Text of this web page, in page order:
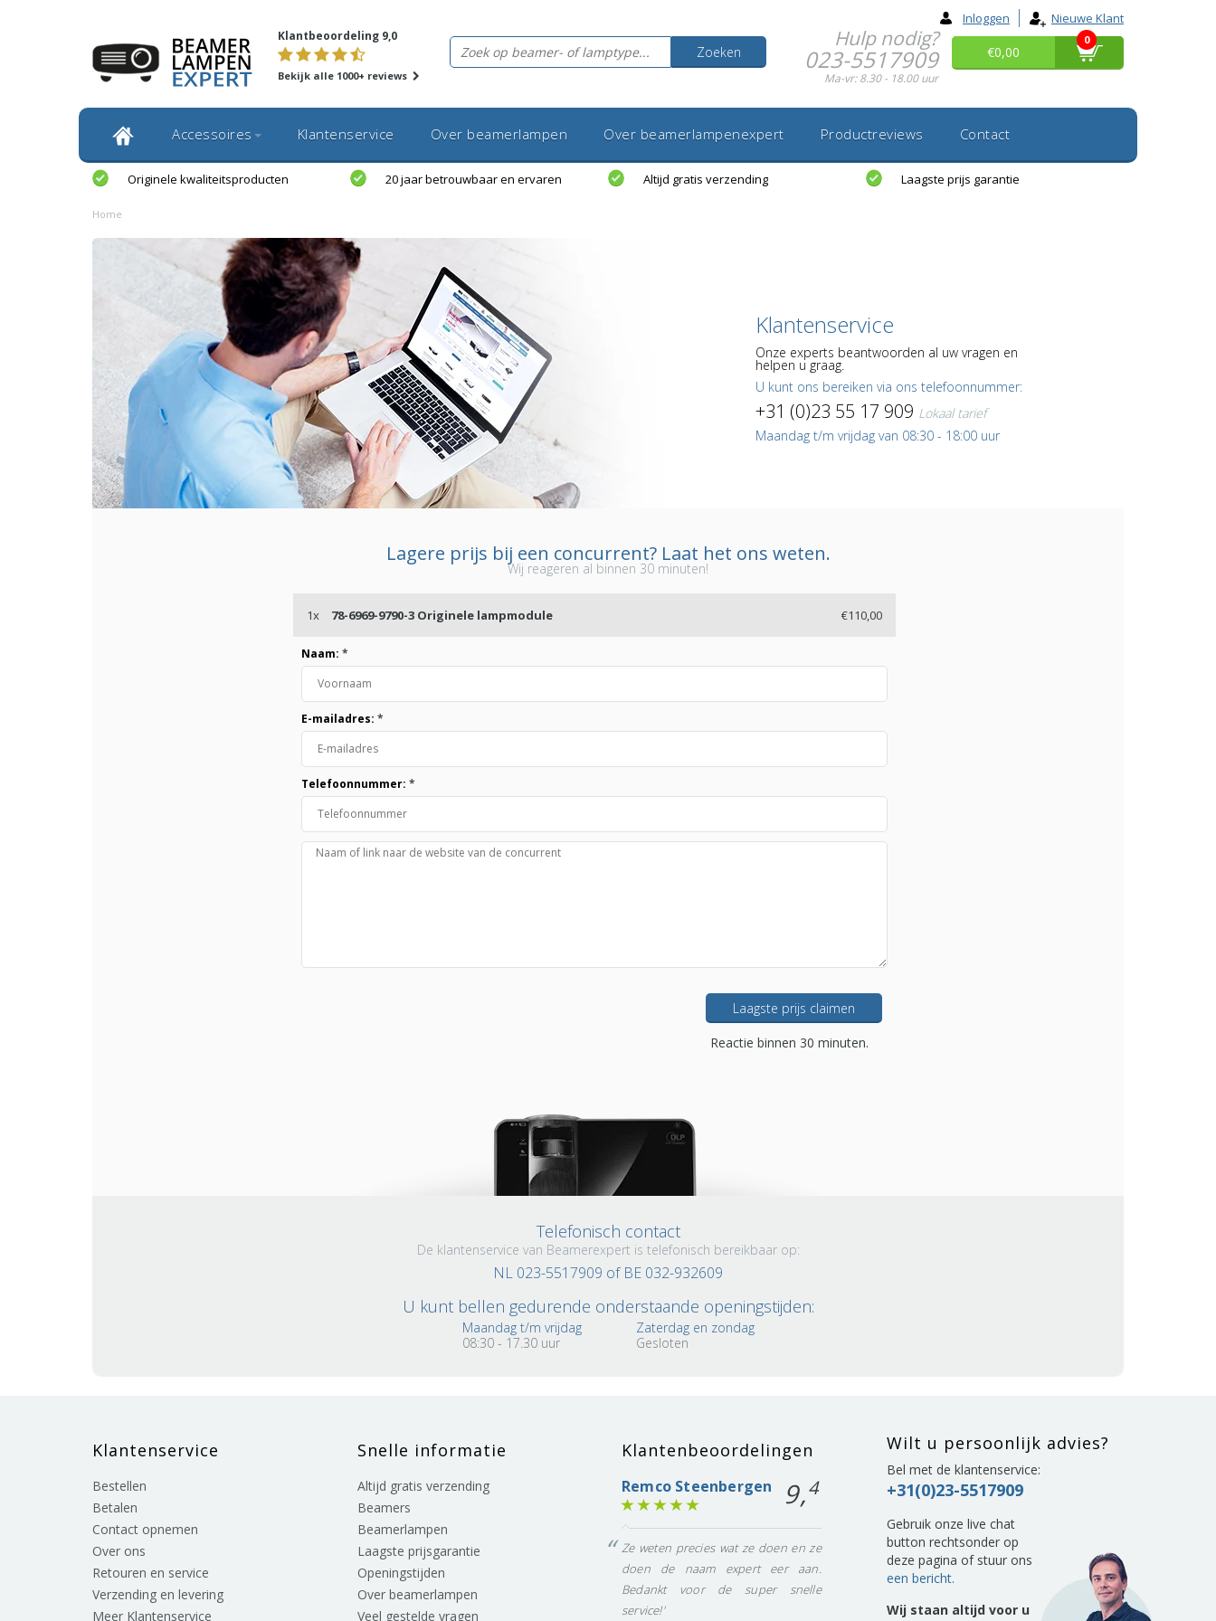
Inloggen Nieuwe Klant
Klantbeoordeling 9,0
Bekijk alle 1000+ reviews
Zoeken
Hulp nodig?
023-5517909
Ma-vr: 8.30 - 18.00 uur
€0,00
0
Accessoires Klantenservice Over beamerlampen Over beamerlampenexpert Productreviews Contact
Originele kwaliteitsproducten 20 jaar betrouwbaar en ervaren Altijd gratis verzending Laagste prijs garantie
Home
Klantenservice
Onze experts beantwoorden al uw vragen en
helpen u graag.
U kunt ons bereiken via ons telefoonnummer:
+31 (0)23 55 17 909 Lokaal tarief
Maandag t/m vrijdag van 08:30 - 18:00 uur
Lagere prijs bij een concurrent? Laat het ons weten.
Wij reageren al binnen 30 minuten!
1x 78-6969-9790-3 Originele lampmodule €110,00
Naam: *
E-mailadres: *
Telefoonnummer: *
Laagste prijs claimen
Reactie binnen 30 minuten.
Telefonisch contact
De klantenservice van Beamerexpert is telefonisch bereikbaar op:
NL 023-5517909 of BE 032-932609
U kunt bellen gedurende onderstaande openingstijden:
Maandag t/m vrijdag
08:30 - 17.30 uur
Zaterdag en zondag
Gesloten
Klantenservice
Bestellen
Betalen
Contact opnemen
Over ons
Retouren en service
Verzending en levering
Meer Klantenservice
Snelle informatie
Altijd gratis verzending
Beamers
Beamerlampen
Laagste prijsgarantie
Openingstijden
Over beamerlampen
Veel gestelde vragen
Klantenbeoordelingen
Remco Steenbergen 9,4
Ze weten precies wat ze doen en ze
doen de naam expert eer aan.
Bedankt voor de super snelle
service!'
Wilt u persoonlijk advies?
Bel met de klantenservice:
+31(0)23-5517909
Gebruik onze live chat
button rechtsonder op
deze pagina of stuur ons
een bericht.
Wij staan altijd voor u